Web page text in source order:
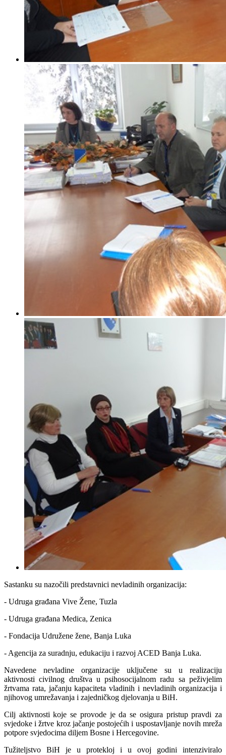
Sastanku su nazočili predstavnici nevladinih organizacija:
- Udruga građana Vive Žene, Tuzla
- Udruga građana Medica, Zenica
- Fondacija Udružene žene, Banja Luka
- Agencija za suradnju, edukaciju i razvoj ACED Banja Luka.
Navedene nevladine organizacije uključene su u realizaciju
aktivnosti civilnog društva u psihosocijalnom radu sa peživjelim
žrtvama rata, jačanju kapaciteta vladinih i nevladinih organizacija i
njihovog umrežavanja i zajedničkog djelovanja u BiH.
Cilj aktivnosti koje se provode je da se osigura pristup pravdi za
svjedoke i žrtve kroz jačanje postojećih i uspostavljanje novih mreža
potpore svjedocima diljem Bosne i Hercegovine.
Tužiteljstvo BiH je u protekloj i u ovoj godini intenziviralo